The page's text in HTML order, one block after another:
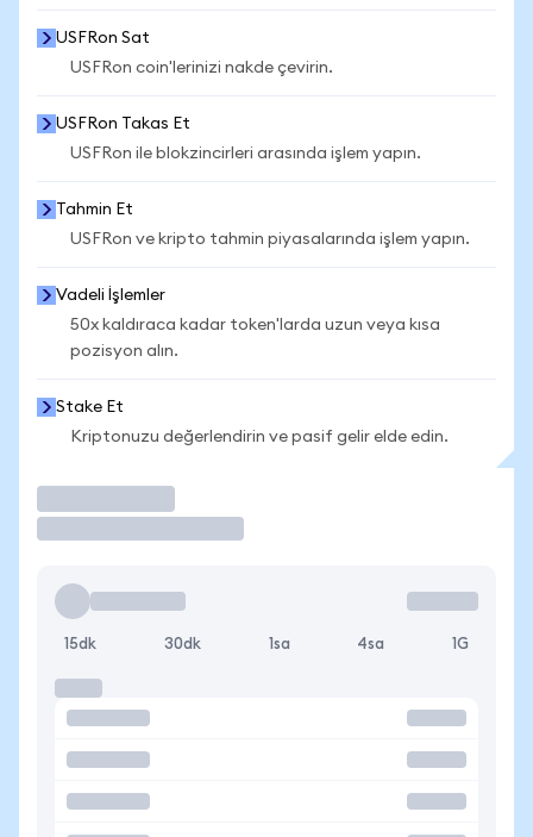
USFRon Sat
USFRon coin'lerinizi nakde çevirin.
USFRon Takas Et
USFRon ile blokzincirleri arasında işlem yapın.
Tahmin Et
USFRon ve kripto tahmin piyasalarında işlem yapın.
Vadeli İşlemler
50x kaldıraca kadar token'larda uzun veya kısa
pozisyon alın.
Stake Et
Kriptonuzu değerlendirin ve pasif gelir elde edin.
15dk 30dk 1sa 4sa 1G